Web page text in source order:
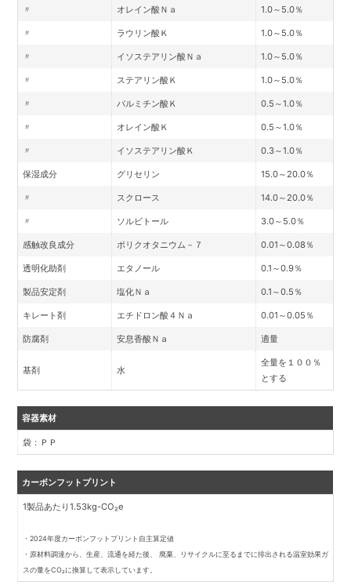
〃 オレイン酸Ｎａ 1.0～5.0％
〃 ラウリン酸Ｋ 1.0～5.0％
〃 イソステアリン酸Ｎａ 1.0～5.0％
〃 ステアリン酸Ｋ 1.0～5.0％
〃 パルミチン酸Ｋ 0.5～1.0％
〃 オレイン酸Ｋ 0.5～1.0％
〃 イソステアリン酸Ｋ 0.3～1.0％
保湿成分 グリセリン 15.0～20.0％
〃 スクロース 14.0～20.0％
〃 ソルビトール 3.0～5.0％
感触改良成分 ポリクオタニウム－７ 0.01～0.08％
透明化助剤 エタノール 0.1～0.9％
製品安定剤 塩化Ｎａ 0.1～0.5％
キレート剤 エチドロン酸４Ｎａ 0.01～0.05％
防腐剤 安息香酸Ｎａ 適量
基剤 水
全量を１００％
とする
容器素材
袋：ＰＰ
カーボンフットプリント
1製品あたり1.53kg-CO₂e
・2024年度カーボンフットプリント自主算定値
・原材料調達から、生産、流通を経た後、 廃棄、リサイクルに至るまでに排出される温室効果ガ
スの量をCO₂に換算して表示しています。